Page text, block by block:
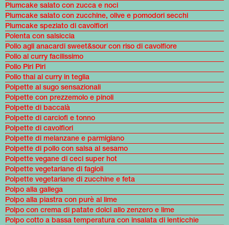
Plumcake salato con zucca e noci
Plumcake salato con zucchine, olive e pomodori secchi
Plumcake speziato di cavolfiori
Polenta con salsiccia
Pollo agli anacardi sweet&sour con riso di cavolfiore
Pollo al curry facilissimo
Pollo Piri Piri
Pollo thai al curry in teglia
Polpette al sugo sensazionali
Polpette con prezzemolo e pinoli
Polpette di baccalà
Polpette di carciofi e tonno
Polpette di cavolfiori
Polpette di melanzane e parmigiano
Polpette di pollo con salsa al sesamo
Polpette vegane di ceci super hot
Polpette vegetariane di fagioli
Polpette vegetariane di zucchine e feta
Polpo alla gallega
Polpo alla piastra con purè al lime
Polpo con crema di patate dolci allo zenzero e lime
Polpo cotto a bassa temperatura con insalata di lenticchie